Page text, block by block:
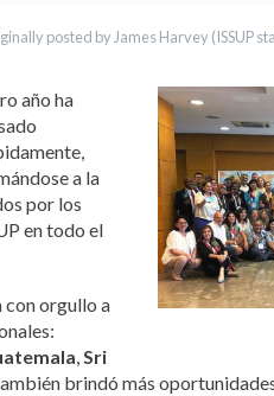
posted by James Harvey (ISSUP
año ha
a la
por los
en todo el
con orgullo a
,Sri
brindó más